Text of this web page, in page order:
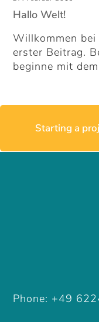
Hallo Welt!
Willkommen
erster Beitrag.
beginne mit
Starting a
Phone: +49